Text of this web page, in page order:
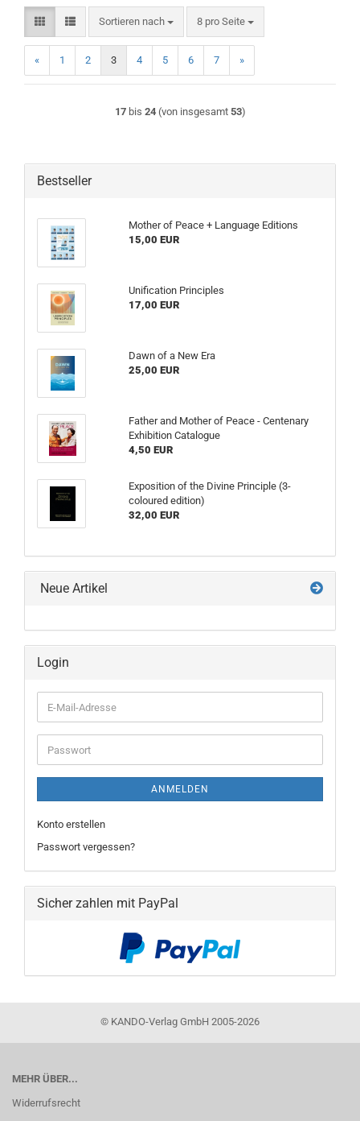
Sortieren nach
Sortieren nach 8 pro Seite
pro Seite
« 1 2 3 4 5 6 7 »
17bis 24(von insgesamt 53)
Bestseller
Mother of Peace + Language Editions
15,00 EUR
Unification Principles
17,00 EUR
Dawn of a New Era
25,00 EUR
Father and Mother of Peace - Centenary
Exhibition Catalogue
4,50 EUR
Exposition of the Divine Principle (3-
coloured edition)
32,00 EUR
Neue Artikel
Login
E-
Mail-
Adresse
Passwort
ANMELDEN
Konto erstellen
Passwort vergessen?
Sicher zahlen mit PayPal
© KANDO-Verlag GmbH 2005-2026
MEHR ÜBER...
Widerrufsrecht